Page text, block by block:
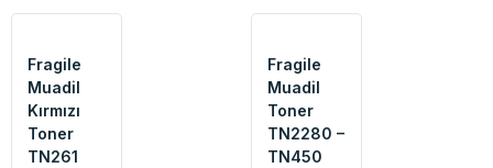
Fragile
Muadil
Kırmızı
Toner
TN261
Fragile
Muadil
Toner
TN2280 –
TN450